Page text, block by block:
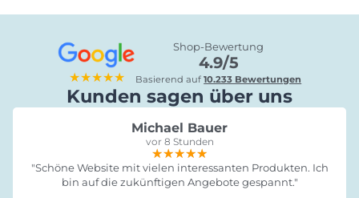
★★★★★
Shop-Bewertung
4.9/5
Basierend auf10.233 Bewertungen
Kunden sagen über uns
Michael Bauer
vor 8 Stunden
★★★★★
★★★★★
★★★★★
"Schöne Website mit vielen interessanten Produkten. Ich
bin auf die zukünftigen Angebote gespannt."